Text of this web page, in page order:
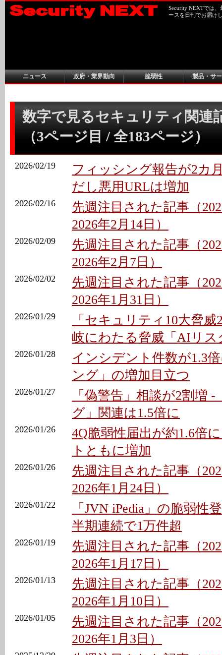
Security NEXTでは
ースを日刊でお届け
ニュース 政府・業界動向 脆弱性 製品・サ
数字で見るセキュリティ関連
（3ページ目 / 全183ページ）
2026/02/19
フィッシング報告が2カ
だし悪用URLは増加
2026/02/16
先週注目された記事（
2026年2月14日）
2026/02/09
先週注目された記事（
2026年2月7日）
2026/02/02
先週注目された記事（
2026年1月31日）
2026/01/29
「セキュリティ10大脅威
岐にわたる脅威「AIリス
2026/01/28
インシデント件数が1.3
ング」の増加目立つ
2026/01/27
「偽警告」相談が2割増
グ」関連は1.5倍に
2026/01/26
4Q脆弱性届出が約1.6倍
トともに増加
2026/01/26
先週注目された記事（
2026年1月24日）
2026/01/22
「JVN iPedia」の脆弱性
半期連続で1万件超
2026/01/19
先週注目された記事（
2026年1月17日）
2026/01/13
先週注目された記事（
2026年1月10日）
2026/01/05
先週注目された記事（
2026年1月3日）